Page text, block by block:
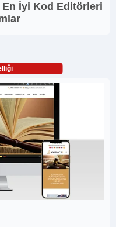
En İyi Kod Editörleri